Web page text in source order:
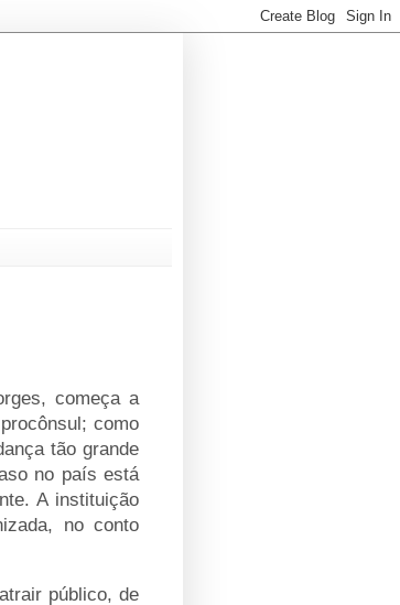
começa a
como
tão grande
no país está
A instituição
no conto
público, de